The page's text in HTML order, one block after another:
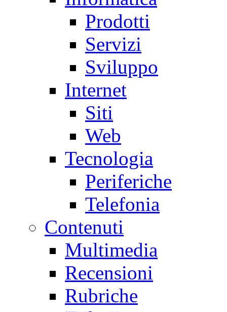
Prodotti
Servizi
Sviluppo
Internet
Siti
Web
Tecnologia
Periferiche
Telefonia
Contenuti
Multimedia
Recensioni
Rubriche